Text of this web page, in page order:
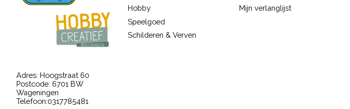
Adres: Hoogstraat 60
Postcode: 6701 BW
Wageningen
Telefoon:0317785481
Hobby
Speelgoed
Schilderen & Verven
Mijn verlanglijst